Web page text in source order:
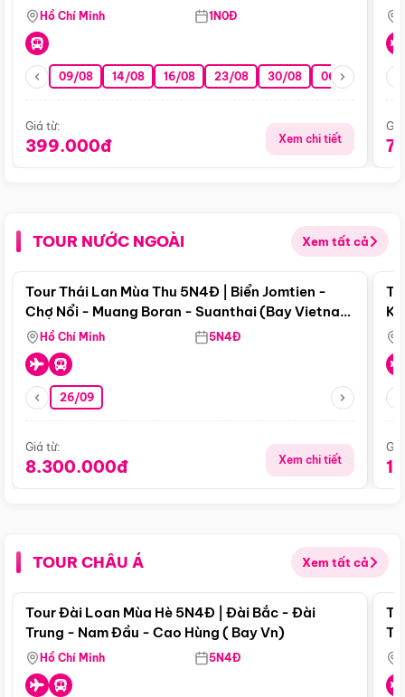
Hồ Chí Minh 1N0Đ
09/08 14/08 16/08 23/08 30/08 06/09 13/09
Giá từ:
399.000đ Xem chi tiết
TOUR NƯỚC NGOÀI Xem tất cả
Điểm nổi bật
Tour Thái Lan Mùa Thu 5N4Đ | Biển Jomtien -
Chợ Nổi - Muang Boran - Suanthai (Bay Vietnam
Airlines)
Hồ Chí Minh 5N4Đ
26/09
Giá từ:
8.300.000đ Xem chi tiết
TOUR CHÂU Á Xem tất cả
Điểm nổi bật
Tour Đài Loan Mùa Hè 5N4Đ | Đài Bắc - Đài
Trung - Nam Đầu - Cao Hùng ( Bay Vn)
Hồ Chí Minh 5N4Đ